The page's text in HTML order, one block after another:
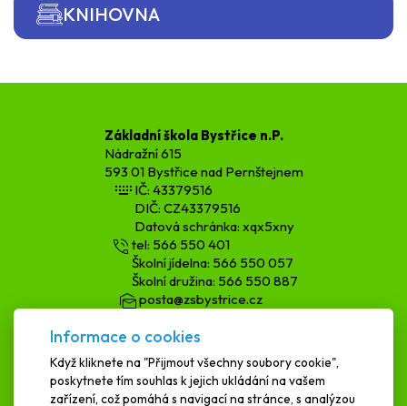
KNIHOVNA
Základní škola Bystřice n.P.
Nádražní 615
593 01 Bystřice nad Pernštejnem
IČ: 43379516
DIČ: CZ43379516
Datová schránka: xqx5xny
tel: 566 550 401
Školní jídelna: 566 550 057
Školní družina: 566 550 887
posta@zsbystrice.cz
podatelna@zsbystrice.cz
SCHRÁNKA DŮVĚRY
Informace o cookies
Když kliknete na "Přijmout všechny soubory cookie",
poskytnete tím souhlas k jejich ukládání na vašem
zařízení, což pomáhá s navigací na stránce, s analýzou